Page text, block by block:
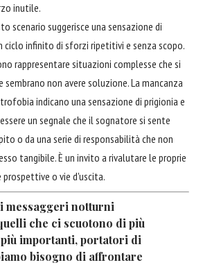
inutile.
scenario suggerisce una sensazione di
ciclo infinito di sforzi ripetitivi e senza scopo.
rappresentare situazioni complesse che si
non avere soluzione. La mancanza
indicano una sensazione di prigionia e
un segnale che il sognatore si sente
o da una serie di responsabilità che non
tangibile. È un invito a rivalutare le proprie
prospettive o vie d'uscita.
messaggeri notturni
che ci scuotono di più
più importanti, portatori di
bisogno di affrontare